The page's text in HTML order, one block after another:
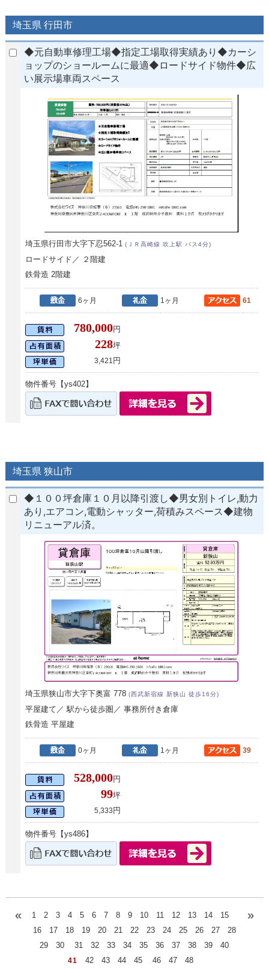
埼玉県 行田市
◆元自動車修理工場◆指定工場取得実績あり◆カーシ
ョップのショールームに最適◆ロードサイド物件◆広
い展示場車両スペース
埼玉県行田市大字下忍562-1(ＪＲ高崎線 吹上駅 バス4分)
ロードサイド／ ２階建
鉄骨造 2階建
6ヶ月 1ヶ月 61
780,000円
228坪
3,421 円
物件番号【ys402】
埼玉県 狭山市
◆１００坪倉庫１０月以降引渡し◆男女別トイレ,動力
あり,エアコン,電動シャッター,荷積みスペース◆建物
リニューアル済。
埼玉県狭山市大字下奥富 778(西武新宿線 新狭山 徒歩16分)
平屋建て／ 駅から徒歩圏／ 事務所付き倉庫
鉄骨造 平屋建
0ヶ月 1ヶ月 39
528,000円
99坪
5,333 円
物件番号【ys486】
« 1 2 3 4 5 6 7 8 9 10 11 12 13 14
15
16
17 18 19 20 21 22 23 24 25 26 27
28
29
30 31 32 33 34 35 36 37 38 39 40
41 42 43 44 45 46 47 48
»